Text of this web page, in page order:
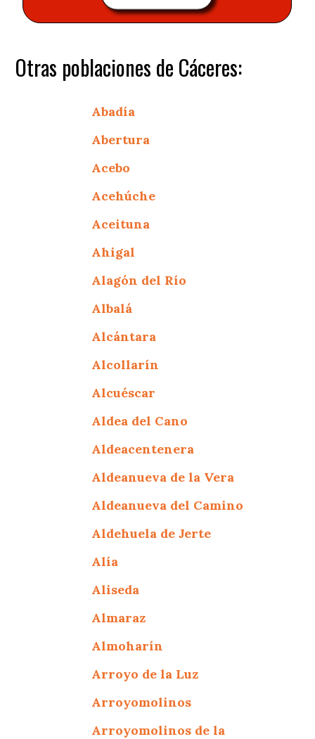
Otras poblaciones de Cáceres:
Abadía
Abertura
Acebo
Acehúche
Aceituna
Ahigal
Alagón del Río
Albalá
Alcántara
Alcollarín
Alcuéscar
Aldea del Cano
Aldeacentenera
Aldeanueva de la Vera
Aldeanueva del Camino
Aldehuela de Jerte
Alía
Aliseda
Almaraz
Almoharín
Arroyo de la Luz
Arroyomolinos
Arroyomolinos de la